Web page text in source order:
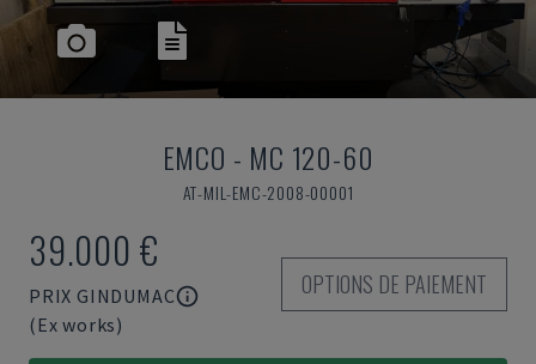
EMCO - MC 120-60
AT-MIL-EMC-2008-00001
39.000 €
PRIX GINDUMAC
(Ex works)
OPTIONS DE PAIEMENT